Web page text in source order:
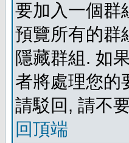
要加入一個群
預覽所有的群
隱藏群組. 如
者將處理您的
請駁回, 請不
回頂端